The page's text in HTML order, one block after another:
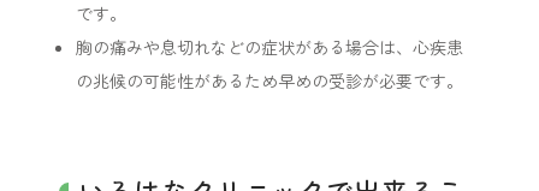
です。
胸の痛みや息切れなどの症状がある場合は、心疾患
の兆候の可能性があるため早めの受診が必要です。